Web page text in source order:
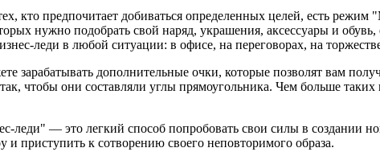
кто предпочитает добиваться определенных целей, есть режим "
нужно подобрать свой наряд, украшения, аксессуары и
леди в любой ситуации: в офисе, на переговорах, на
зарабатывать дополнительные очки, которые позволят вам
чтобы они составляли углы прямоугольника. Чем больше
леди" — это легкий способ попробовать свои силы в создании
и приступить к сотворению своего неповторимого образа.